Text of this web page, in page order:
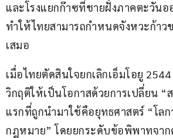
และโรงแยกก๊าซที่ชายฝั่งภาคตะวัน
ทำให้ไทยสามารถกำหนดจังหวะก้าวข
เสมอ
เมื่อไทยตัดสินใจยกเลิกเอ็มโอยู
วิกฤติให้เป็นโอกาสด้วยการเปลี่ยน “
แรกที่ถูกนำมาใช้คือยุทธศาสตร์ “โล
กฎหมาย” โดยยกระดับข้อพิพาทจาก